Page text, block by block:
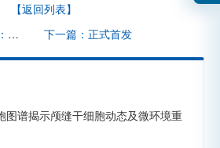
【返回列表】
上一篇：重庆伯豪 @您：新冠核酸检测了吗？
下一篇：正式首发
图谱揭示颅缝干细胞动态及微环境重